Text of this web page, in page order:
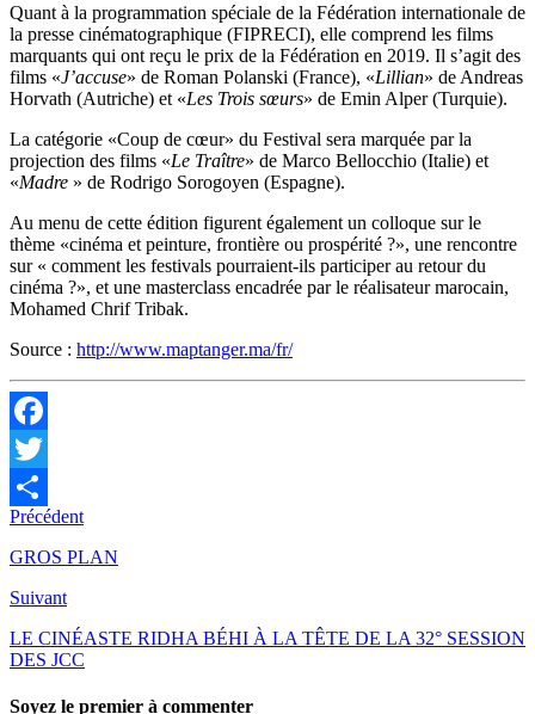
Quant à la programmation spéciale de la Fédération internationale de
la presse cinématographique (FIPRECI), elle comprend les films
marquants qui ont reçu le prix de la Fédération en 2019. Il s’agit des
films «J’accuse» de Roman Polanski (France), «Lillian» de Andreas
Horvath (Autriche) et «Les Trois sœurs» de Emin Alper (Turquie).
La catégorie «Coup de cœur» du Festival sera marquée par la
projection des films «Le Traître» de Marco Bellocchio (Italie) et
«Madre » de Rodrigo Sorogoyen (Espagne).
Au menu de cette édition figurent également un colloque sur le
thème «cinéma et peinture, frontière ou prospérité ?», une rencontre
sur « comment les festivals pourraient-ils participer au retour du
cinéma ?», et une masterclass encadrée par le réalisateur marocain,
Mohamed Chrif Tribak.
Source : http://www.maptanger.ma/fr/
Facebook
Twitter
Partager
Précédent
GROS PLAN
Suivant
LE CINÉASTE RIDHA BÉHI À LA TÊTE DE LA 32° SESSION
DES JCC
Soyez le premier à commenter